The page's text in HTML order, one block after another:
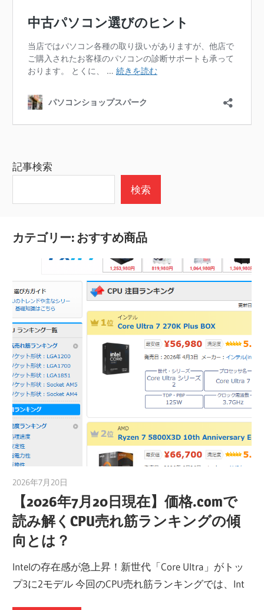
カテゴリー: おすすめ商品
2026年7月20日
【2026年7月20日現在】価格.comで
読み解くCPU売れ筋ランキングの傾
向とは？
Intelの存在感が急上昇！新世代「Core Ultra」がトッ
プ3に2モデル 今回のCPU売れ筋ランキングでは、Int
記事検索
検索